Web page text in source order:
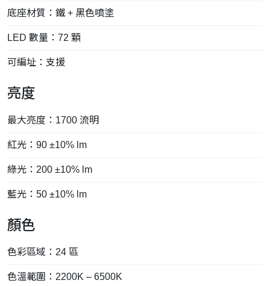
底座材質：鐵 + 黑色噴塗
LED 數量：72 顆
可編址：支援
亮度
最大亮度：1700 流明
紅光：90 ±10% lm
綠光：200 ±10% lm
藍光：50 ±10% lm
顏色
色彩區域：24 區
色溫範圍：2200K – 6500K